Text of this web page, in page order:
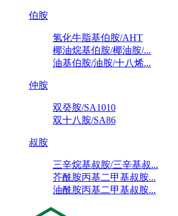
伯胺
氢化牛脂基伯胺/AHT
椰油烷基伯胺/椰油胺/...
油基伯胺/油胺/十八烯...
仲胺
双癸胺/SA1010
双十八胺/SA86
叔胺
三辛烷基叔胺/三辛基叔...
芥酰胺丙基二甲基叔胺...
油酰胺丙基二甲基叔胺...